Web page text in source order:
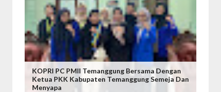
KOPRI PC PMII Temanggung Bersama Dengan
Ketua PKK Kabupaten Temanggung Semeja Dan
Menyapa